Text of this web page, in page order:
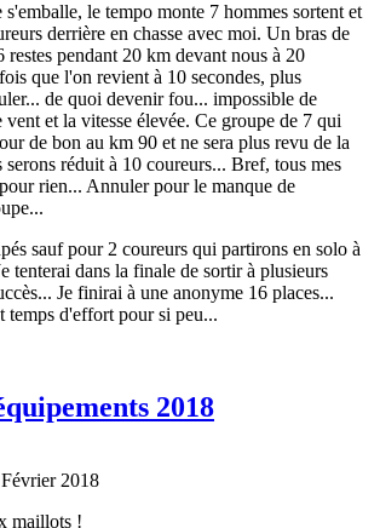
le tempo monte 7 hommes sortent et
derrière en chasse avec moi. Un bras de
restes pendant 20 km devant nous à 20
que l'on revient à 10 secondes, plus
de quoi devenir fou... impossible de
vent et la vitesse élevée. Ce groupe de 7 qui
de bon au km 90 et ne sera plus revu de la
serons réduit à 10 coureurs... Bref, tous mes
rien... Annuler pour le manque de
sauf pour 2 coureurs qui partirons en solo à
tenterai dans la finale de sortir à plusieurs
Je finirai à une anonyme 16 places...
temps d'effort pour si peu...
2018
2018
maillots !